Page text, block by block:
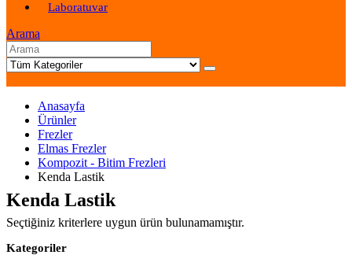
Laboratuvar
Arama
Anasayfa
Ürünler
Frezler
Elmas Frezler
Kompozit - Bitim Frezleri
Kenda Lastik
Kenda Lastik
Seçtiğiniz kriterlere uygun ürün bulunamamıştır.
Kategoriler